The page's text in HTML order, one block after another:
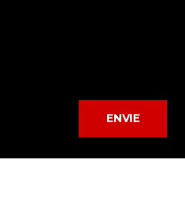
ENVIE